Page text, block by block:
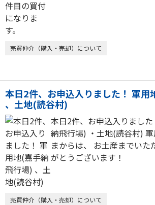
売買仲介（購入・売却）について
本日2件、お申込入りました！ 軍用
、土地(読谷村)
本日2件、お申込入りまし
納飛行場) ・土地(読谷村)
まからは、 お土産までいた
がとうございます！
売買仲介（購入・売却）について